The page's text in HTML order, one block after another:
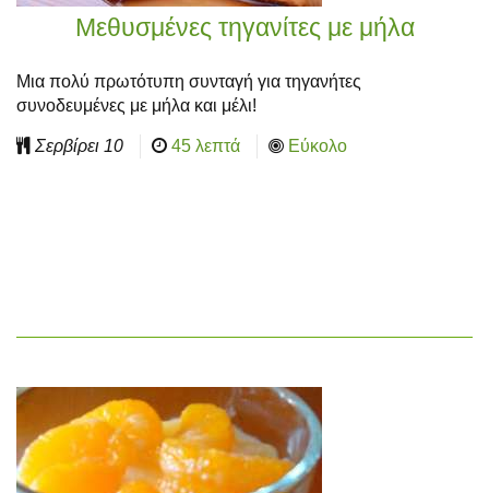
Μεθυσμένες τηγανίτες με μήλα
Μια πολύ πρωτότυπη συνταγή για τηγανήτες
συνοδευμένες με μήλα και μέλι!
Σερβίρει 10 45 λεπτά Εύκολο